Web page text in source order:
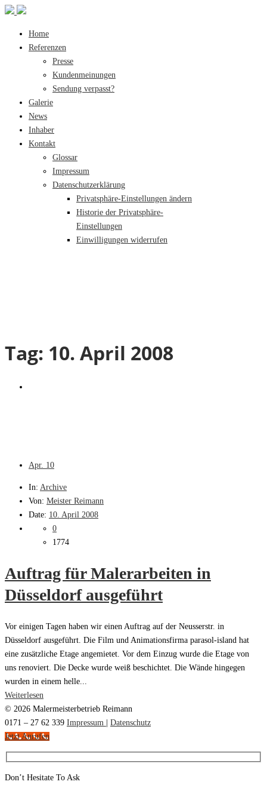
Home
Referenzen
Presse
Kundenmeinungen
Sendung verpasst?
Galerie
News
Inhaber
Kontakt
Glossar
Impressum
Datenschutzerklärung
Privatsphäre-Einstellungen ändern
Historie der Privatsphäre-
Einstellungen
Einwilligungen widerrufen
Tag: 10. April 2008
Apr. 10
In: Archive
Von: Meister Reimann
Date: 10. April 2008
0
1774
Auftrag für Malerarbeiten in
Düsseldorf ausgeführt
Vor einigen Tagen haben wir einen Auftrag auf der Neusserstr. in
Düsseldorf ausgeführt. Die Film und Animationsfirma parasol-island hat
eine zusätzliche Etage angemietet. Vor dem Einzug wurde die Etage von
uns renoviert. Die Decke wurde weiß beschichtet. Die Wände hingegen
wurden in einem helle...
Weiterlesen
© 2026 Malermeisterbetrieb Reimann
0171 – 27 62 339 Impressum
Datenschutz
Jetzt Anrufen
Don’t Hesitate To Ask